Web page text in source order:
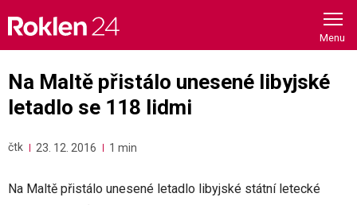
content
Na Maltě přistálo unesené libyjské
letadlo se 118 lidmi
čtk 23. 12. 2016 1 min
Na Maltě přistálo unesené letadlo libyjské státní letecké